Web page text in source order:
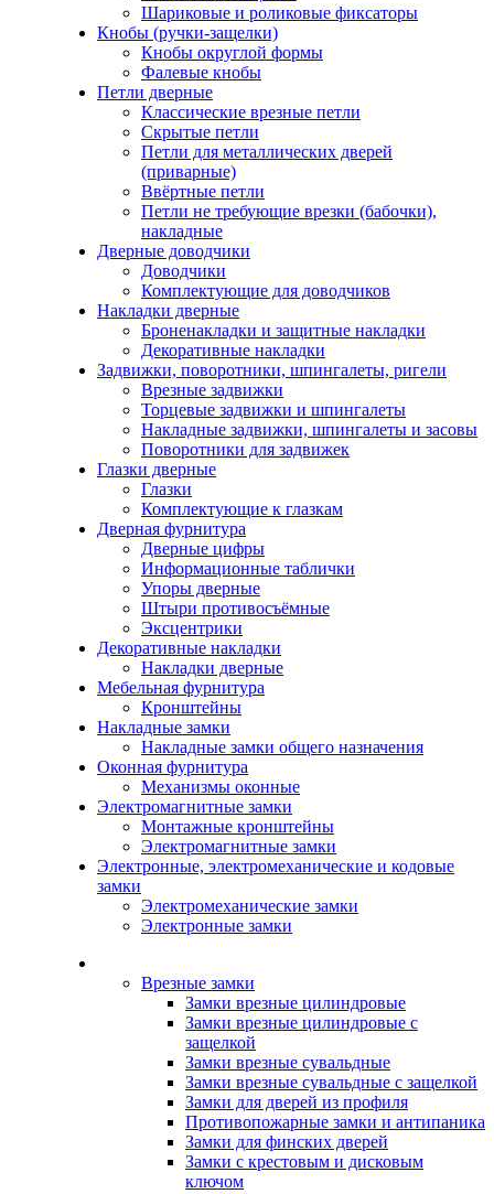
Шариковые и роликовые фиксаторы
Кнобы (ручки-защелки)
Кнобы округлой формы
Фалевые кнобы
Петли дверные
Классические врезные петли
Скрытые петли
Петли для металлических дверей
(приварные)
Ввёртные петли
Петли не требующие врезки (бабочки),
накладные
Дверные доводчики
Доводчики
Комплектующие для доводчиков
Накладки дверные
Броненакладки и защитные накладки
Декоративные накладки
Задвижки, поворотники, шпингалеты, ригели
Врезные задвижки
Торцевые задвижки и шпингалеты
Накладные задвижки, шпингалеты и засовы
Поворотники для задвижек
Глазки дверные
Глазки
Комплектующие к глазкам
Дверная фурнитура
Дверные цифры
Информационные таблички
Упоры дверные
Штыри противосъёмные
Эксцентрики
Декоративные накладки
Накладки дверные
Мебельная фурнитура
Кронштейны
Накладные замки
Накладные замки общего назначения
Оконная фурнитура
Механизмы оконные
Электромагнитные замки
Монтажные кронштейны
Электромагнитные замки
Электронные, электромеханические и кодовые
замки
Электромеханические замки
Электронные замки
Врезные замки
Замки врезные цилиндровые
Замки врезные цилиндровые с
защелкой
Замки врезные сувальдные
Замки врезные сувальдные с защелкой
Замки для дверей из профиля
Противопожарные замки и антипаника
Замки для финских дверей
Замки с крестовым и дисковым
ключом